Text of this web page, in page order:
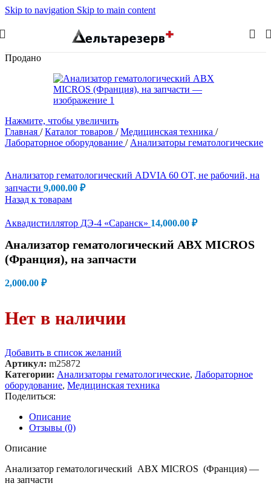
Skip to navigation Skip to main content
Продано
Нажмите, чтобы увеличить
Главная / Каталог товаров / Медицинская техника /
Лабораторное оборудование / Анализаторы гематологические
Анализатор гематологический ADVIA 60 OT, не рабочий, на
запчасти 9,000.00 ₽
Назад к товарам
Аквадистиллятор ДЭ-4 «Саранск» 14,000.00 ₽
Анализатор гематологический ABX MICROS
(Франция), на запчасти
2,000.00 ₽
Нет в наличии
Добавить в список желаний
Артикул: m25872
Категории: Анализаторы гематологические, Лабораторное
оборудование, Медицинская техника
Поделиться:
Описание
Отзывы (0)
Описание
Анализатор гематологический ABX MICROS (Франция) —
на запчасти